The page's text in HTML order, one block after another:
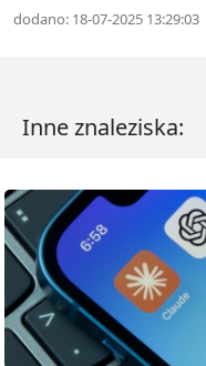
dodano: 18-07-2025 13:29:03
Inne znaleziska: